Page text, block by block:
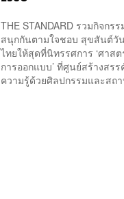
THE STANDARD รวมกิจก
สนุกกันตามใจชอบ สุขสันต์วั
ไทยให้สุดที่นิทรรศการ ‘ศาส
การออกแบบ’ ที่ศูนย์สร้างสร
ความรู้ด้วยศิลปกรรมและสถ